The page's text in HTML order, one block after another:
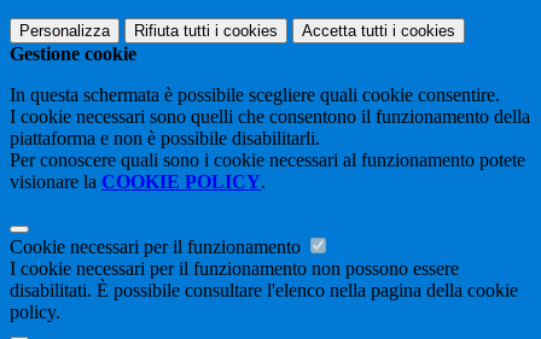
Personalizza Rifiuta tutti i cookies Accetta tutti i cookies
Gestione cookie
In questa schermata è possibile scegliere quali cookie consentire.
I cookie necessari sono quelli che consentono il funzionamento della
piattaforma e non è possibile disabilitarli.
Per conoscere quali sono i cookie necessari al funzionamento potete
visionare la COOKIE POLICY.
Cookie necessari per il funzionamento
I cookie necessari per il funzionamento non possono essere
disabilitati. È possibile consultare l'elenco nella pagina della cookie
policy.